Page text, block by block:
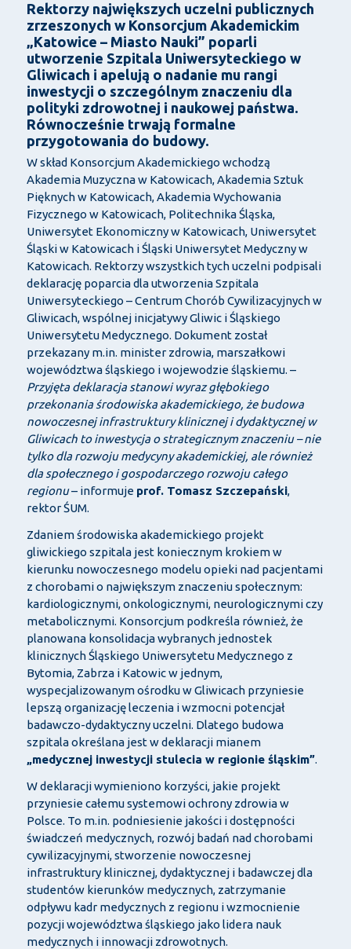
Rektorzy największych uczelni publicznych
zrzeszonych w Konsorcjum Akademickim
„Katowice – Miasto Nauki” poparli
utworzenie Szpitala Uniwersyteckiego w
Gliwicach i apelują o nadanie mu rangi
inwestycji o szczególnym znaczeniu dla
polityki zdrowotnej i naukowej państwa.
Równocześnie trwają formalne
przygotowania do budowy.
W skład Konsorcjum Akademickiego wchodzą
Akademia Muzyczna w Katowicach, Akademia Sztuk
Pięknych w Katowicach, Akademia Wychowania
Fizycznego w Katowicach, Politechnika Śląska,
Uniwersytet Ekonomiczny w Katowicach, Uniwersytet
Śląski w Katowicach i Śląski Uniwersytet Medyczny w
Katowicach. Rektorzy wszystkich tych uczelni podpisali
deklarację poparcia dla utworzenia Szpitala
Uniwersyteckiego – Centrum Chorób Cywilizacyjnych w
Gliwicach, wspólnej inicjatywy Gliwic iŚląskiego
Uniwersytetu Medycznego. Dokument został
przekazany m.in. minister zdrowia, marszałkowi
województwaśląskiego i wojewodzie śląskiemu. –
Przyjęta deklaracja stanowi wyraz głębokiego
przekonania środowiska akademickiego, że budowa
nowoczesnej infrastruktury klinicznej i dydaktycznej w
Gliwicach to inwestycja o strategicznym znaczeniu– nie
tylko dla rozwoju medycyny akademickiej, ale również
dla społecznego i gospodarczego rozwoju całego
regionu – informuje prof. Tomasz Szczepański,
rektor ŚUM.
Zdaniem środowiska akademickiego projekt
gliwickiego szpitala jest koniecznym krokiem w
kierunku nowoczesnego modelu opieki nad pacjentami
z chorobami o największym znaczeniu społecznym:
kardiologicznymi, onkologicznymi, neurologicznymi czy
metabolicznymi. Konsorcjum podkreśla również, że
planowana konsolidacja wybranych jednostek
klinicznych Śląskiego Uniwersytetu Medycznego z
Bytomia, Zabrza i Katowic w jednym,
wyspecjalizowanym ośrodku w Gliwicach przyniesie
lepszą organizację leczenia i wzmocni potencjał
badawczo-dydaktyczny uczelni. Dlatego budowa
szpitala określana jest w deklaracji mianem
„medycznej inwestycji stulecia w regionie śląskim”.
W deklaracji wymieniono korzyści, jakie projekt
przyniesie całemu systemowi ochrony zdrowia w
Polsce. To m.in. podniesienie jakości i dostępności
świadczeń medycznych, rozwój badań nad chorobami
cywilizacyjnymi, stworzenie nowoczesnej
infrastruktury klinicznej, dydaktycznej i badawczej dla
studentów kierunków medycznych, zatrzymanie
odpływu kadr medycznych z regionu i wzmocnienie
pozycji województwaśląskiego jako lidera nauk
medycznych i innowacji zdrowotnych.